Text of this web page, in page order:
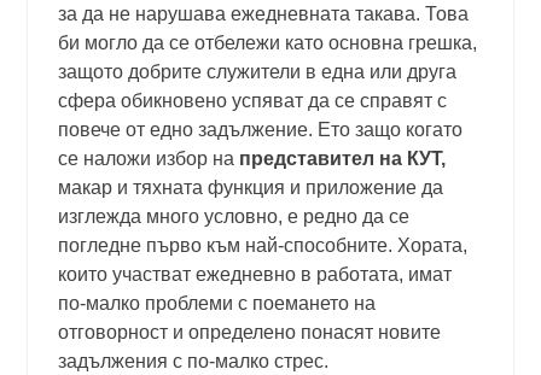
за да не нарушава ежедневната такава. Това
би могло да се отбележи като основна грешка,
защото добрите служители в една или друга
сфера обикновено успяват да се справят с
повече от едно задължение. Ето защо когато
се наложи избор на представител на КУТ,
макар и тяхната функция и приложение да
изглежда много условно, е редно да се
погледне първо към най-способните. Хората,
които участват ежедневно в работата, имат
по-малко проблеми с поемането на
отговорност и определено понасят новите
задължения с по-малко стрес.